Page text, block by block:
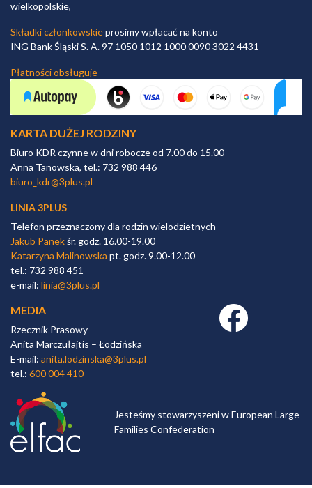
wielkopolskie,
Składki członkowskieprosimy wpłacać na konto
ING Bank Śląski S. A. 97 1050 1012 1000 0090 3022 4431
Płatności obsługuje
KARTA DUŻEJ RODZINY
Biuro KDR czynne w dni robocze od 7.00 do 15.00
Anna Tanowska, tel.: 732 988 446
biuro_kdr@3plus.pl
LINIA 3PLUS
Telefon przeznaczony dla rodzin wielodzietnych
Jakub Panekśr. godz. 16.00-19.00
Katarzyna Malinowska pt. godz. 9.00-12.00
tel.: 732 988 451
e-mail: linia@3plus.pl
MEDIA
Rzecznik Prasowy
Anita Marczułajtis – Łodzińska
E-mail: anita.lodzinska@3plus.pl
tel.: 600 004 410
Facebook link
Jesteśmy stowarzyszeni w European Large
Families Confederation